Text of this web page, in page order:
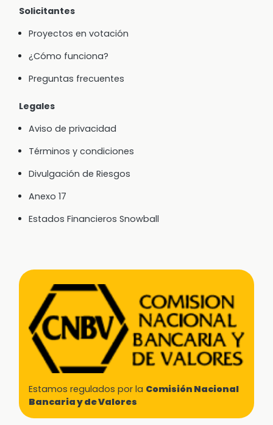
Solicitantes
Proyectos en votación
¿Cómo funciona?
Preguntas frecuentes
Legales
Aviso de privacidad
Términos y condiciones
Divulgación de Riesgos
Anexo 17
Estados Financieros Snowball
Estamos regulados por la Comisión Nacional
Bancaria y de Valores